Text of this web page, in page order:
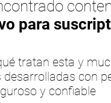
para
tratan esta y
desarrolladas con
y confiable